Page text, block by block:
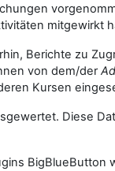
mitgewirkt
Berichte zu
von dem/der
Kursen
Diese
BigBlueButton